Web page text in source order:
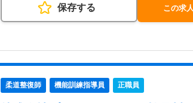
保存する この求
柔道整復師 機能訓練指導員 正職員